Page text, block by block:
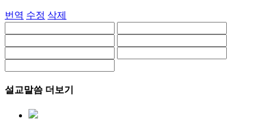
번역 수정 삭제
설교말씀 더보기